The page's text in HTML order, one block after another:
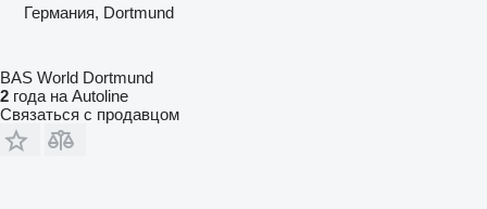
Германия, Dortmund
BAS World Dortmund
2 года на Autoline
Связаться с продавцом